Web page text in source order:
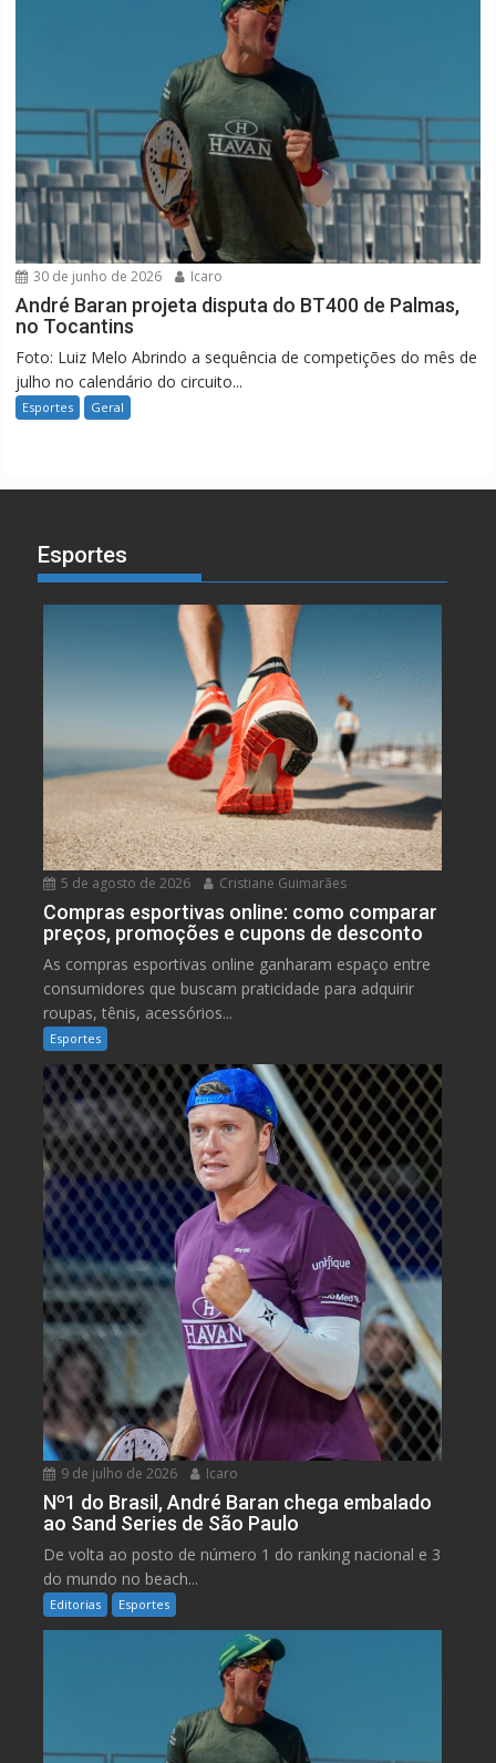
30 de junho de 2026 Icaro
André Baran projeta disputa do BT400 de Palmas,
no Tocantins
Foto: Luiz Melo Abrindo a sequência de competições do mês de
julho no calendário do circuito...
Esportes Geral
Esportes
5 de agosto de 2026 Cristiane Guimarães
Compras esportivas online: como comparar
preços, promoções e cupons de desconto
As compras esportivas online ganharam espaço entre
consumidores que buscam praticidade para adquirir
roupas, tênis, acessórios...
Esportes
9 de julho de 2026 Icaro
Nº1 do Brasil, André Baran chega embalado
ao Sand Series de São Paulo
De volta ao posto de número 1 do ranking nacional e 3
do mundo no beach...
Editorias Esportes